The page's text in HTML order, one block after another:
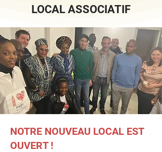
LOCAL ASSOCIATIF
NOTRE NOUVEAU LOCAL EST
OUVERT !